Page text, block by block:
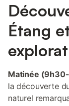
Étang
Matinée
la découverte
naturel